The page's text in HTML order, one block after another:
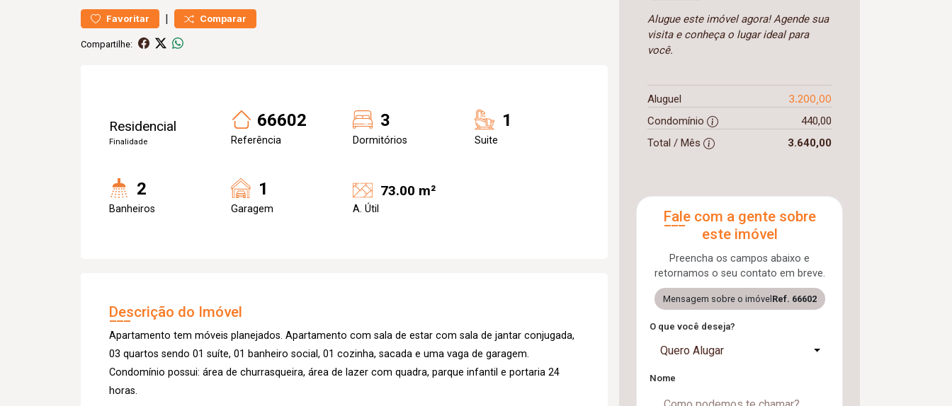
Favoritar | Comparar
Compartilhe:
Residencial
Finalidade
66602
Referência
3
Dormitórios
1
Suite
2
Banheiros
1
Garagem
73.00 m²
A. Útil
Descrição do Imóvel
Apartamento tem móveis planejados. Apartamento com sala de estar com sala de jantar conjugada,
03 quartos sendo 01 suíte, 01 banheiro social, 01 cozinha, sacada e uma vaga de garagem.
Condomínio possui: área de churrasqueira, área de lazer com quadra, parque infantil e portaria 24
horas.
Alugue este imóvel agora! Agende sua
visita e conheça o lugar ideal para
você.
Aluguel 3.200,00
Condomínio
440,00
Total / Mês
3.640,00
Fale com a gente sobre
este imóvel
Preencha os campos abaixo e
retornamos o seu contato em breve.
Mensagem sobre o imóvel Ref. 66602
O que você deseja?
Quero Alugar
Nome